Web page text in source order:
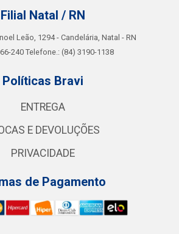
Filial Natal / RN
Leão, 1294 - Candelária, Natal - RN
240 Telefone.: (84) 3190-1138
Políticas Bravi
ENTREGA
E DEVOLUÇÕES
PRIVACIDADE
de Pagamento